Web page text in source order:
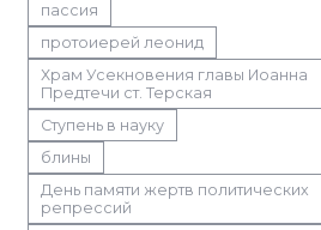
пассия
протоиерей леонид
Храм Усекновения главы Иоанна
Предтечи ст. Терская
Ступень в науку
блины
День памяти жертв политических
репрессий